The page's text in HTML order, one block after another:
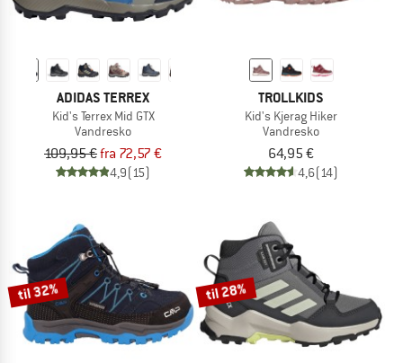
ADIDAS TERREX
Kid's Terrex Mid GTX
Vandresko
109,95 €fra 72,57 €
4,9(15)
TROLLKIDS
Kid's Kjerag Hiker
Vandresko
64,95 €
4,6(14)
til 32% til 28%